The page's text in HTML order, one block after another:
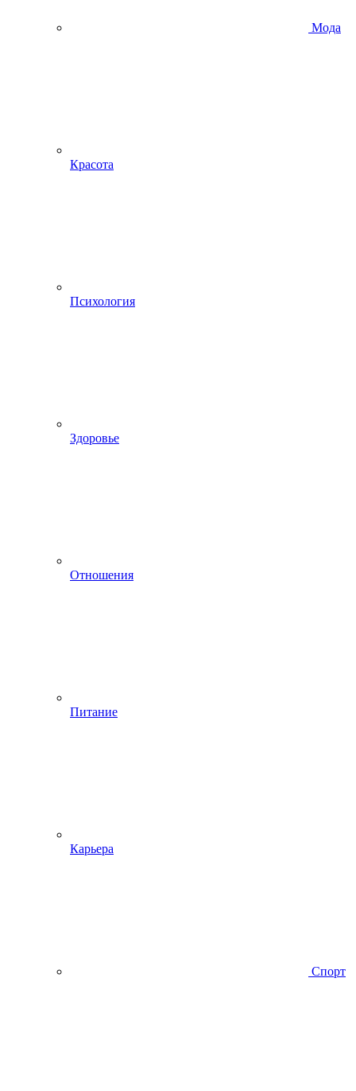
Мода
Красота
Психология
Здоровье
Отношения
Питание
Карьера
Спорт